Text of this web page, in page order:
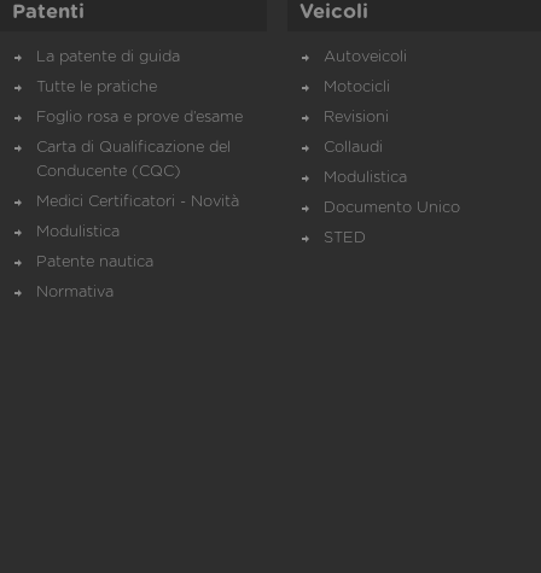
Patenti
La patente di guida
Tutte le pratiche
Foglio rosa e prove d’esame
Carta di Qualificazione del
Conducente (CQC)
Medici Certificatori - Novità
Modulistica
Patente nautica
Normativa
Veicoli
Autoveicoli
Motocicli
Revisioni
Collaudi
Modulistica
Documento Unico
STED